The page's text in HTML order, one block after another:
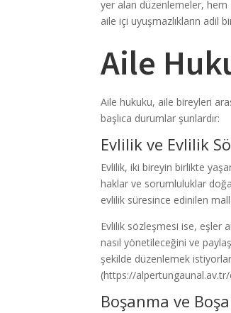
yer alan düzenlemeler, hem
aile içi uyuşmazlıkların adil
Aile
Aile hukuku, aile bireyleri
başlıca durumlar şunlardır:
Evlilik ve Evlilik
Evlilik, iki bireyin birlikte
haklar ve sorumluluklar
evlilik süresince edinilen
Evlilik sözleşmesi ise, eşler
nasıl yönetileceğini ve
şekilde düzenlemek
(https://
Boşanma ve